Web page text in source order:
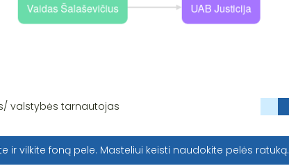
valstybės tarnautojas
ir vilkite foną pele. Masteliui keisti naudokite pelės ratuką.